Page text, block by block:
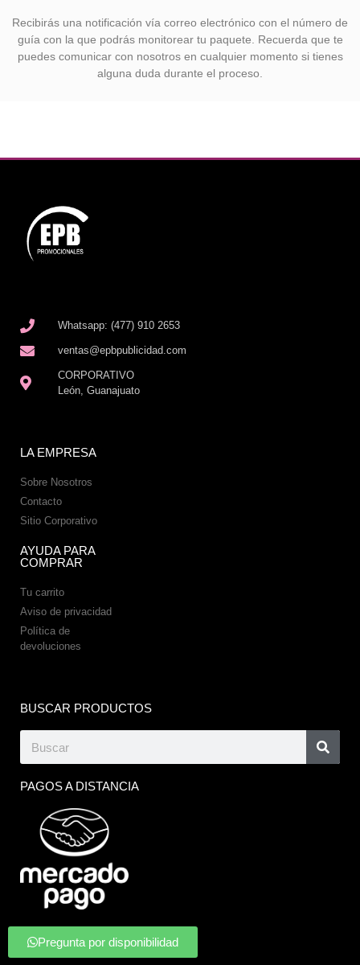
Recibirás una notificación vía correo electrónico con el número de
guía con la que podrás monitorear tu paquete. Recuerda que te
puedes comunicar con nosotros en cualquier momento si tienes
alguna duda durante el proceso.
Whatsapp: (477) 910 2653
ventas@epbpublicidad.com
CORPORATIVO
León, Guanajuato
LA EMPRESA
Sobre Nosotros
Contacto
Sitio Corporativo
AYUDA PARA
COMPRAR
Tu carrito
Aviso de privacidad
Política de
devoluciones
BUSCAR PRODUCTOS
PAGOS A DISTANCIA
Pregunta por disponibilidad